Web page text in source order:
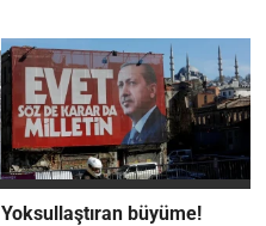
Yoksullaştıran büyüme!